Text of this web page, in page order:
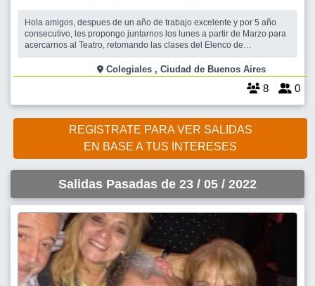
Hola amigos, despues de un año de trabajo excelente y por 5 año
consecutivo, les propongo juntarnos los lunes a partir de Marzo para
acercarnos al Teatro, retomando las clases del Elenco de
protocolo ,distancia, y recaudos necesarios y a la vez divirtiéndonos
,improvisando y crean
Colegiales , Ciudad de Buenos Aires
8 0
REGISTRATE PARA VER SALIDAS
EN BASE A TUS INTERESES
Salidas Pasadas de 23 / 05 / 2022